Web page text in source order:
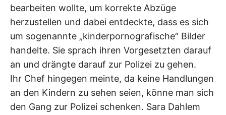
bearbeiten wollte, um korrekte Abzüge
herzustellen und dabei entdeckte, dass es sich
um sogenannte „kinderpornografische“ Bilder
handelte. Sie sprach ihren Vorgesetzten darauf
an und drängte darauf zur Polizei zu gehen.
Ihr Chef hingegen meinte, da keine Handlungen
an den Kindern zu sehen seien, könne man sich
den Gang zur Polizei schenken. Sara Dahlem